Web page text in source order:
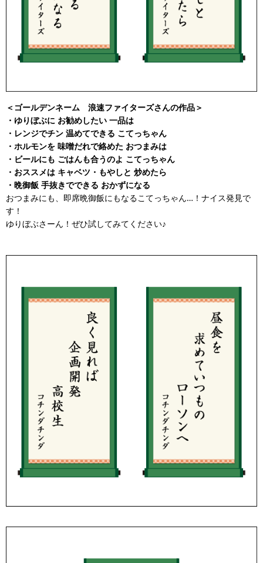
＜ゴールデンネーム 浪速ファイターズさんの作品＞
・ゆりぼぶに お勧めしたい 一品は
・レンジでチン 温めてできる こてっちゃん
・ホルモンを 味噌だれで絡めた おつまみは
・ビールにも ごはんも合うのよ こてっちゃん
・おススメは キャベツ・もやしと 炒めたら
・晩御飯 手抜きでできる おかずになる
おつまみにも、即席晩御飯にもなるこてっちゃん…！ナイス発見で
す！
ゆりぼぶさーん！ぜひ試してみてください♪